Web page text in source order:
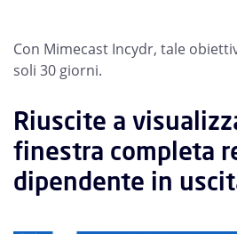
Con Mimecast Incydr, tale
soli 30 giorni.
Riuscite a
finestra completa
dipendente in